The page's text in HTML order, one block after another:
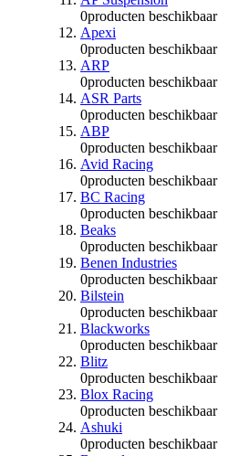
0producten beschikbaar
Apexi
0producten beschikbaar
ARP
0producten beschikbaar
ASR Parts
0producten beschikbaar
ABP
0producten beschikbaar
Avid Racing
0producten beschikbaar
BC Racing
0producten beschikbaar
Beaks
0producten beschikbaar
Benen Industries
0producten beschikbaar
Bilstein
0producten beschikbaar
Blackworks
0producten beschikbaar
Blitz
0producten beschikbaar
Blox Racing
0producten beschikbaar
Ashuki
0producten beschikbaar